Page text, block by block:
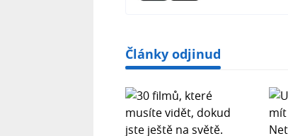
Články odjinud